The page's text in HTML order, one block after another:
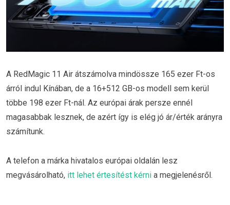
A RedMagic 11 Air átszámolva mindössze 165 ezer Ft-os
árról indul Kínában, de a 16+512 GB-os modell sem kerül
többe 198 ezer Ft-nál. Az európai árak persze ennél
magasabbak lesznek, de azért így is elég jó ár/érték arányra
számítunk.
A telefon a márka hivatalos európai oldalán lesz
megvásárolható, itt lehet értesítést kérni a megjelenésről.